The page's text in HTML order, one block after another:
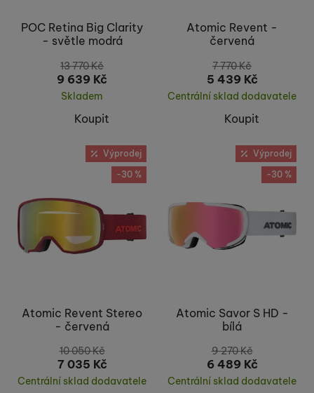
POC Retina Big Clarity
- světle modrá
13 770Kč
9 639 Kč
Skladem
Koupit
Atomic Revent -
červená
7 770Kč
5 439 Kč
Centrální sklad dodavatele
Koupit
Výprodej
-30 %
Atomic Revent Stereo
- červená
10 050Kč
7 035 Kč
Centrální sklad dodavatele
Výprodej
-30 %
Atomic Savor S HD -
bílá
9 270Kč
6 489 Kč
Centrální sklad dodavatele